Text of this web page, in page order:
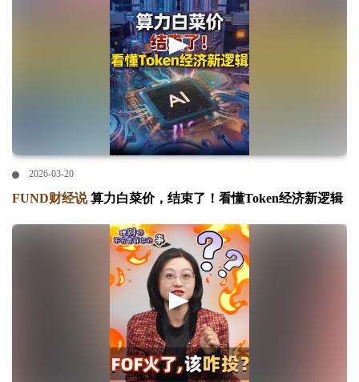
2026-03-20
FUND财经说算力白菜价，结束了！看懂Token经济新逻辑